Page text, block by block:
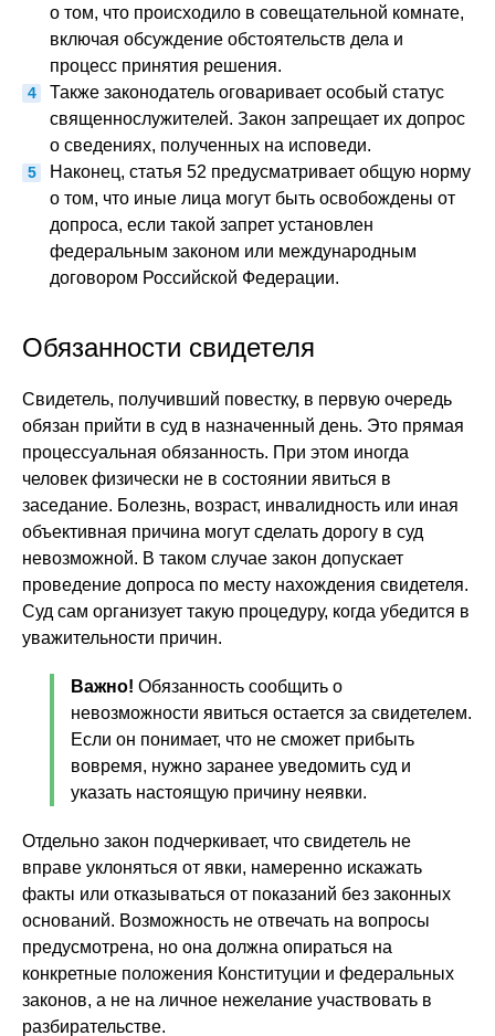
о том, что происходило в совещательной комнате,
включая обсуждение обстоятельств дела и
процесс принятия решения.
Также законодатель оговаривает особый статус
священнослужителей. Закон запрещает их допрос
о сведениях, полученных на исповеди.
Наконец, статья 52 предусматривает общую норму
о том, что иные лица могут быть освобождены от
допроса, если такой запрет установлен
федеральным законом или международным
договором Российской Федерации.
Обязанности свидетеля
Свидетель, получивший повестку, в первую очередь
обязан прийти в суд в назначенный день. Это прямая
процессуальная обязанность. При этом иногда
человек физически не в состоянии явиться в
заседание. Болезнь, возраст, инвалидность или иная
объективная причина могут сделать дорогу в суд
невозможной. В таком случае закон допускает
проведение допроса по месту нахождения свидетеля.
Суд сам организует такую процедуру, когда убедится в
уважительности причин.
Важно! Обязанность сообщить о
невозможности явиться остается за свидетелем.
Если он понимает, что не сможет прибыть
вовремя, нужно заранее уведомить суд и
указать настоящую причину неявки.
Отдельно закон подчеркивает, что свидетель не
вправе уклоняться от явки, намеренно искажать
факты или отказываться от показаний без законных
оснований. Возможность не отвечать на вопросы
предусмотрена, но она должна опираться на
конкретные положения Конституции и федеральных
законов, а не на личное нежелание участвовать в
разбирательстве.